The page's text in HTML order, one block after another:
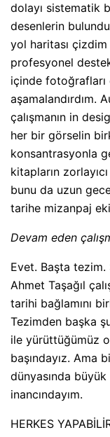
dolayı sistematik
desenlerin
yol haritası
profesyonel
içinde fotoğrafları
aşamalandırdım.
çalışmanın in
her bir görselin
konsantrasyonla
kitapların
bunu da uzun
tarihe mizanpaj
Devam eden
Evet. Başta tezim.
Ahmet Taşağıl
tarihi bağlamını
Tezimden başka
ile yürüttüğümüz
başındayız. Ama
dünyasında
inancındayım.
HERKES